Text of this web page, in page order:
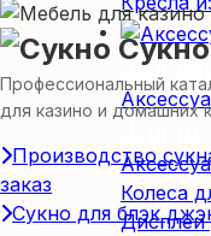
Для
Для
Колеса
Дисплеи
Сукно
Профессиональный
для казино и домашних
Производство
заказ
Сукно для блэк